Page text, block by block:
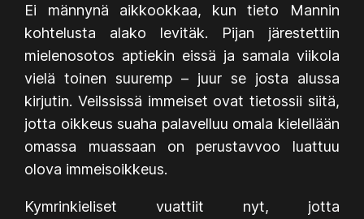
Ei männynä aikkookkaa, kun tieto Mannin
kohtelusta alako levitäk. Pijan järestettiin
mielenosotos aptiekin eissä ja samala viikola
vielä toinen suuremp – juur se josta alussa
kirjutin. Veilssissä immeiset ovat tietossii siitä,
jotta oikkeus suaha palavelluu omala kielellään
omassa muassaan on perustavvoo luattuu
olova immeisoikkeus.
Kymrinkieliset vuattiit nyt, jotta